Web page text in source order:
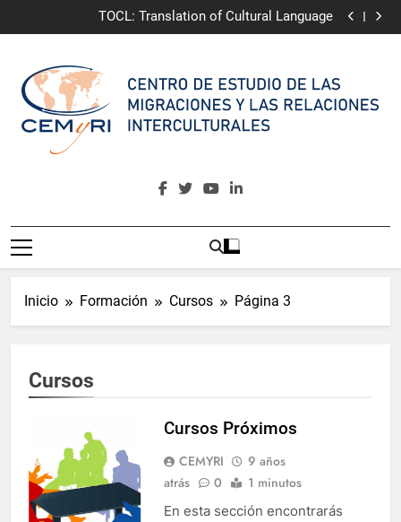
al
TOCL: Translation of Cultural Language
Community Awakening for Multicultural
Integrative Narrative of Almería
TOCL: Translation of Cultural Language
CAMINA:Community Awakening for Multicultural
Integrative Narrative of Almería
ePRI4ALL
Centro De Estudio De Las Migraciones Y Las Relaciones
Inicio Formación Cursos Página 3
Cursos
Cursos Próximos
CEMYRI
9 años
atrás
0 1 minutos
En esta sección encontrarás